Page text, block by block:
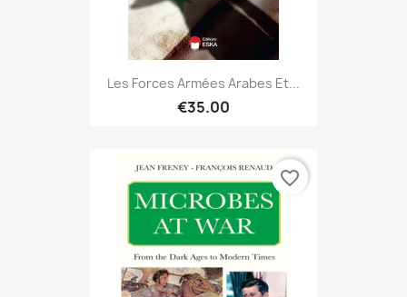
Les Forces Armées Arabes Et...
€35.00
favorite_border